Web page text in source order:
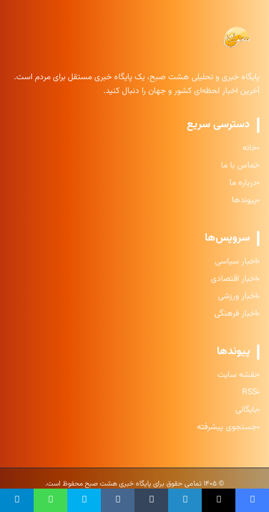
پایگاه خبری و تحلیلی هشت صبح، یک پایگاه خبری مستقل برای مردم است.
آخرین اخبار لحظه‌ای کشور و جهان را دنبال کنید.
دسترسی سریع
خانه
تماس با ما
درباره ما
پیوندها
سرویس‌ها
اخبار سیاسی
اخبار اقتصادی
اخبار ورزشی
اخبار فرهنگی
پیوندها
نقشه سایت
RSS
بایگانی
جستجوی پیشرفته
© ۱۴۰۵ تمامی حقوق برای پایگاه خبری هشت صبح محفوظ است.
حریم خصوصی|شرایط استفاده نقشه سایت